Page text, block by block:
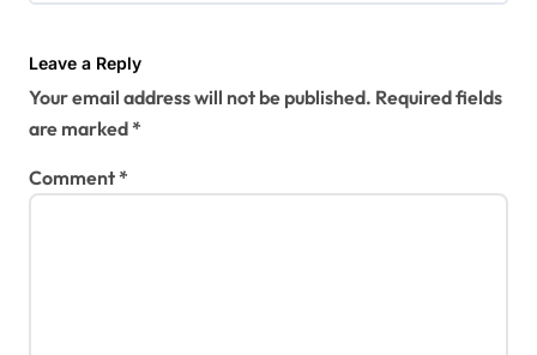
t
i
n
Leave a Reply
Your email address will not be published. Required fields
are marked*
Comment*